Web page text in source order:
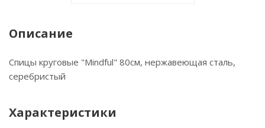
Описание
Спицы круговые "Mindful" 80см, нержавеющая сталь,
серебристый
Характеристики